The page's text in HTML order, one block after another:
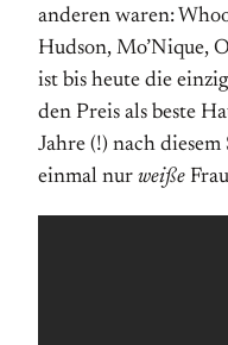
anderen waren:
Hudson, Mo’Nique,
ist bis heute die
den Preis als beste
Jahre (!) nach
einmal nur weiße